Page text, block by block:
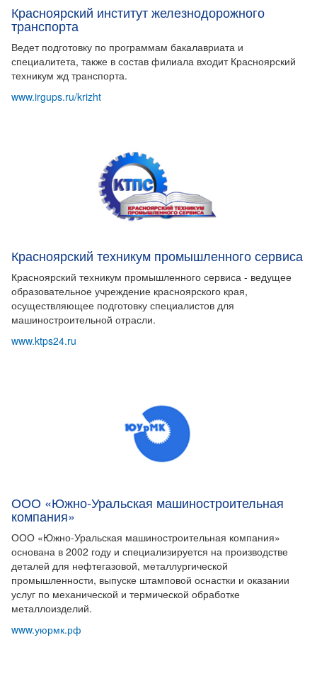
Красноярский институт железнодорожного
транспорта
Ведет подготовку по программам бакалавриата и
специалитета, также в состав филиала входит Красноярский
техникум жд транспорта.
www.irgups.ru/krizht
Красноярский техникум промышленного сервиса
Красноярский техникум промышленного сервиса - ведущее
образовательное учреждение красноярского края,
осуществляющее подготовку специалистов для
машиностроительной отрасли.
www.ktps24.ru
ООО «Южно-Уральская машиностроительная
компания»
ООО «Южно-Уральская машиностроительная компания»
основана в 2002 году и специализируется на производстве
деталей для нефтегазовой, металлургической
промышленности, выпуске штамповой оснастки и оказании
услуг по механической и термической обработке
металлоизделий.
www.уюрмк.рф